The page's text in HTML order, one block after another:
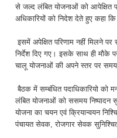
से जल्द लंबित योजनाओं को आपेक्षित
अधिकारियों को निदेश देते हुए कहा कि
इसमें अपेक्षित परिणाम नहीं मिलने पर
निर्देश दिए गए। इसके साथ ही मौके
चालू योजनाओं की अपने स्तर पर समय-
बैठक में सम्बंधित पदाधिकारियो को
लंबित योजनाओं को ससमय निष्पादन
योजना का चयन एवं क्रियान्वयन
पंचायत सेवक, रोजगार सेवक